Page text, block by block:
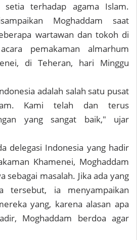
terhadap agama Islam.
Moghaddam saat
wartawan dan tokoh di
pemakaman almarhum
di Teheran, hari Minggu
adalah salah satu pusat
Kami telah dan terus
yang sangat baik," ujar
delegasi Indonesia yang hadir
Khamenei, Moghaddam
sebagai masalah. Jika ada yang
tersebut, ia menyampaikan
yang, karena alasan apa
Moghaddam berdoa agar